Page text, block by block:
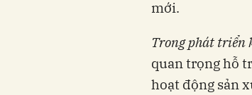
mới.
Trong phát triển
quan trọng hỗ
hoạt động sản